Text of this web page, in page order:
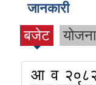
जानकारी
बजेट योजना
आ व